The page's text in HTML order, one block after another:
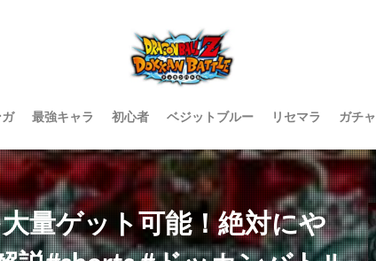
最強キャラ 初心者 ベジットブルー リセマラ ガチャ
量ゲット可能！絶対にや